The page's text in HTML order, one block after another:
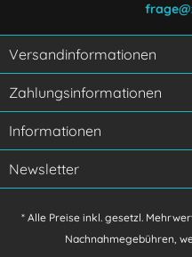
Ich habe die
verstanden und stimme zu.
Mit * gekennzeichnete
Versandinformationen
Zahlungsinformationen
Informationen
Newsletter
* Alle Preise inkl. gesetzl.
Nachnahmegebühren,